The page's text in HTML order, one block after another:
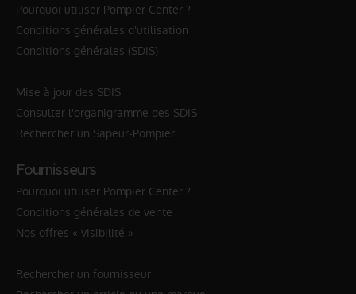
Pourquoi utiliser Pompier Center ?
Conditions générales d'utilisation
Conditions générales (SDIS)
Mise à jour des SDIS
Consulter l'organigramme des SDIS
Rechercher un Sapeur-Pompier
Fournisseurs
Pourquoi utiliser Pompier Center ?
Conditions générales de vente
Nos offres « visibilité »
Rechercher un fournisseur